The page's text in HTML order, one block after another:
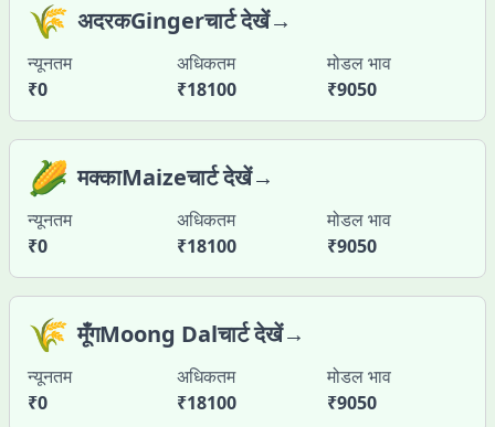
🌾 अदरकGingerचार्ट देखें→
न्यूनतम
₹0
अधिकतम
₹18100
मोडल भाव
₹9050
🌽 मक्काMaizeचार्ट देखें→
न्यूनतम
₹0
अधिकतम
₹18100
मोडल भाव
₹9050
🌾 मूँगMoong Dalचार्ट देखें→
न्यूनतम
₹0
अधिकतम
₹18100
मोडल भाव
₹9050